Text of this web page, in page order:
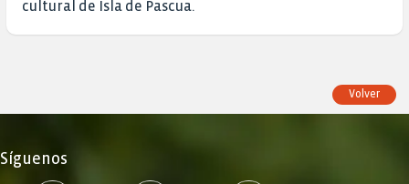
cultural de Isla de Pascua.
Volver
Síguenos